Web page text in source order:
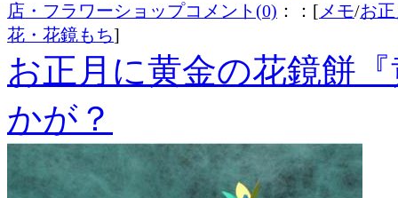
店・フラワーショップコメント(0) ：：[ メモ/お
花・花鏡もち]
お正月に黄金の花鏡餅
かが？